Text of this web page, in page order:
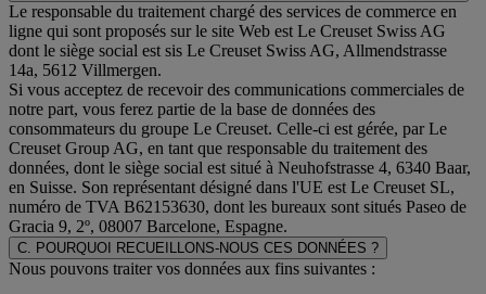
Le responsable du traitement chargé des services de commerce en
ligne qui sont proposés sur le site Web est Le Creuset Swiss AG
dont le siège social est sis Le Creuset Swiss AG, Allmendstrasse
14a, 5612 Villmergen.
Si vous acceptez de recevoir des communications commerciales de
notre part, vous ferez partie de la base de données des
consommateurs du groupe Le Creuset. Celle-ci est gérée, par Le
Creuset Group AG, en tant que responsable du traitement des
données, dont le siège social est situé à Neuhofstrasse 4, 6340 Baar,
en Suisse. Son représentant désigné dans l'UE est Le Creuset SL,
numéro de TVA B62153630, dont les bureaux sont situés Paseo de
Gracia 9, 2º, 08007 Barcelone, Espagne.
C. POURQUOI RECUEILLONS-NOUS CES DONNÉES ?
Nous pouvons traiter vos données aux fins suivantes :